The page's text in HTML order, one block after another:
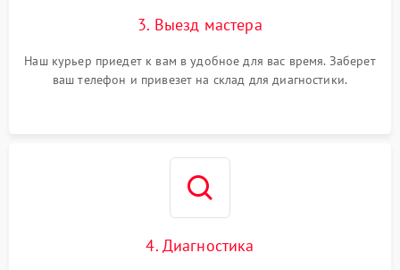
3. Выезд мастера
Наш курьер приедет к вам в удобное для вас время. Заберет
ваш телефон и привезет на склад для диагностики.
4. Диагностика